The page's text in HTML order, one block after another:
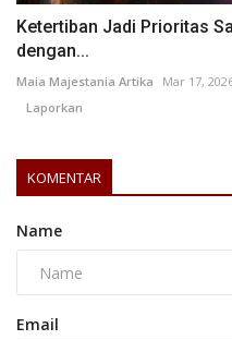
Ketertiban Jadi Prioritas
dengan...
Maia Majestania Artika Mar 17,
Laporkan
KOMENTAR
Name
Email